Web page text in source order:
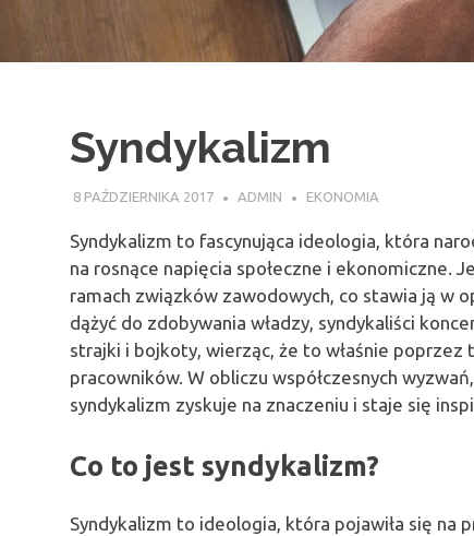
Syndykalizm
8 PAŹDZIERNIKA 2017 ADMIN EKONOMIA
Syndykalizm to fascynująca ideologia, która
na rosnące napięcia społeczne i ekonomiczne.
ramach związków zawodowych, co stawia ją w
dążyć do zdobywania władzy, syndykaliści
strajki i bojkoty, wierząc, że to właśnie
pracowników. W obliczu współczesnych
syndykalizm zyskuje na znaczeniu i staje się
Co to jest syndykalizm?
Syndykalizm to ideologia, która pojawiła się na